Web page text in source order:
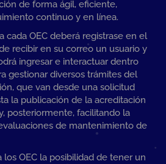
de forma ágil, eficiente,
continuo y en línea.
cada OEC deberá registrase en el
recibir en su correo un usuario y
ingresar e interactuar dentro
gestionar diversos trámites del
que van desde una solicitud
la publicación de la acreditación
posteriormente, facilitando la
de mantenimiento de
los OEC la posibilidad de tener un